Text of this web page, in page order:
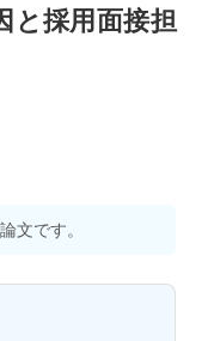
と採用面接担
文です。